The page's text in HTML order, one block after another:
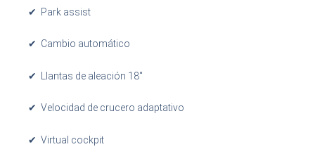
✔ Park assist
✔ Cambio automático
✔ Llantas de aleación 18″
✔ Velocidad de crucero adaptativo
✔ Virtual cockpit